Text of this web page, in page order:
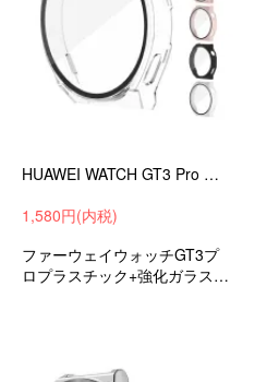
HUAWEI WATCH GT3 Pro ケース 46mm カバー 強化ガラス（ガラスフィルム）付き 全面保護 液晶保護ケース 単色/クリア フィルム一体 ハードケース
1,580円(内税)
ファーウェイウォッチGT3プ
ロプラスチック+強化ガラス液